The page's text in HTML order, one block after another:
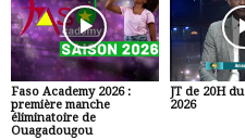
Faso Academy 2026 :
première manche
éliminatoire de
Ouagadougou
JT de 20H
2026